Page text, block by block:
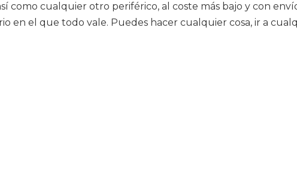
como cualquier otro periférico, al coste más bajo y con
en el que todo vale. Puedes hacer cualquier cosa, ir a